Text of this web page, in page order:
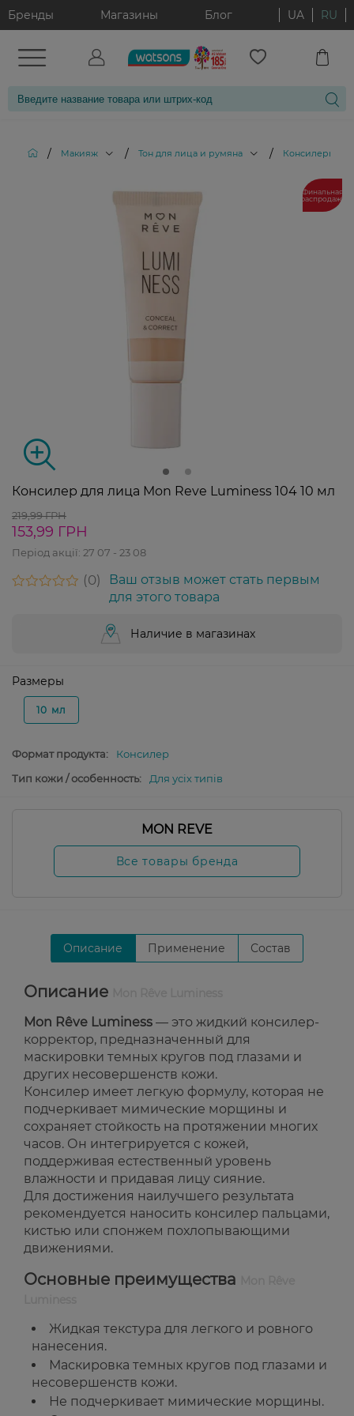
Бренды Магазины Блог UA RU
/ Макияж / Тон для лица и румяна / Консилеры
Финальная
распродажа
Консилер для лица Mon Reve Luminess 104 10 мл
219,99 ГРН
153,99 ГРН
Період акції: 27 07 - 23 08
0
Ваш отзыв может стать первым
для этого товара
Наличие в магазинах
Размеры
10 мл
Формат продукта:
Консилер
Тип кожи / особенность:
Для усіх типів
MON REVE
Все товары бренда
Описание Применение Состав
Описание
Mon Rêve Luminess — это жидкий консилер-
корректор, предназначенный для
маскировки темных кругов под глазами и
других несовершенств кожи.
Консилер имеет легкую формулу, которая не
подчеркивает мимические морщины и
сохраняет стойкость на протяжении многих
часов. Он интегрируется с кожей,
поддерживая естественный уровень
влажности и придавая лицу сияние.
Для достижения наилучшего результата
рекомендуется наносить консилер пальцами,
кистью или спонжем похлопывающими
движениями.
Основные преимущества
Жидкая текстура для легкого и ровного
нанесения.
Маскировка темных кругов под глазами и
несовершенств кожи.
Не подчеркивает мимические морщины.